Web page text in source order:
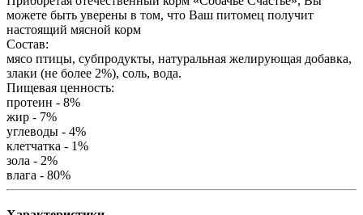
можете быть уверены в том, что Ваш питомец получит
настоящий мясной корм
Состав:
мясо птицы, субпродукты, натуральная желирующая добавка,
злаки (не более 2%), соль, вода.
Пищевая ценность:
протеин - 8%
жир - 7%
углеводы - 4%
клетчатка - 1%
зола - 2%
влага - 80%